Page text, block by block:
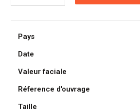
de
Cordobas
60e
anniversaire
Banco
Pays
Date
Valeur faciale
Réference d'ouvrage
Taille